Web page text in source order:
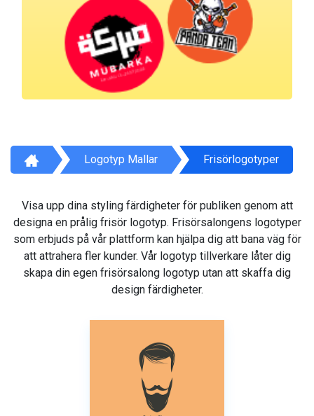
Logotyp Mallar Frisörlogotyper
Visa upp dina styling färdigheter för publiken genom att
designa en prålig frisör logotyp. Frisörsalongens logotyper
som erbjuds på vår plattform kan hjälpa dig att bana väg för
att attrahera fler kunder. Vår logotyp tillverkare låter dig
skapa din egen frisörsalong logotyp utan att skaffa dig
design färdigheter.